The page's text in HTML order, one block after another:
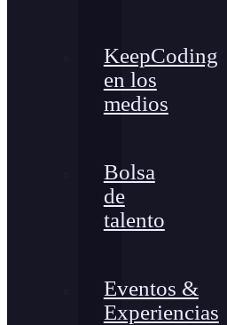
KeepCoding
en los
medios
Bolsa
de
talento
Eventos &
Experiencias